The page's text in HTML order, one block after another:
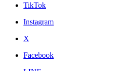
TikTok
Instagram
X
Facebook